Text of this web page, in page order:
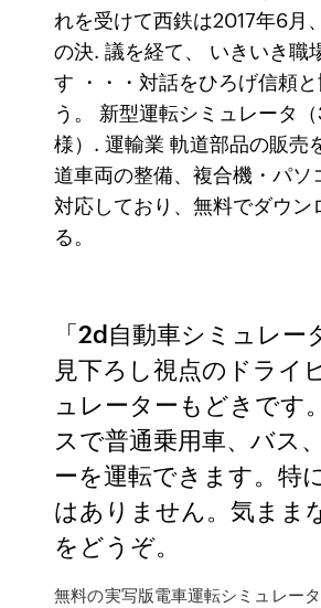
れを受けて西鉄は2017年6月
の決. 議を経て、 いきいき職
す ・・・対話をひろげ信頼
う。 新型運転シミュレータ
様）. 運輸業 軌道部品の販売
道車両の整備、複合機・パソ
対応しており、無料でダウン
る。
「2d自動車シミュレー
見下ろし視点のドライ
ュレーターもどきです
スで普通乗用車、バス
ーを運転できます。特
はありません。気まま
をどうぞ。
無料の実写版電車運転シミュレー